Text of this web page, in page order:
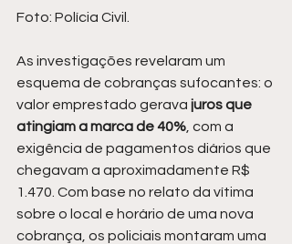
Foto: Polícia Civil.
As investigações revelaram um
esquema de cobranças sufocantes: o
valor emprestado gerava juros que
atingiam a marca de 40% , com a
exigência de pagamentos diários que
chegavam a aproximadamente R$
1.470. Com base no relato da vítima
sobre o local e horário de uma nova
cobrança, os policiais montaram uma